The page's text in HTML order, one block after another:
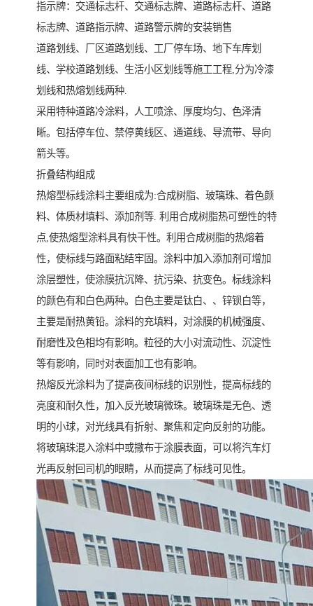
指示牌：交通标志杆、交通标志牌、道路标志杆、道路
标志牌、道路指示牌、道路警示牌的安装销售
道路划线、厂区道路划线、工厂停车场、地下车库划
线、学校道路划线、生活小区划线等施工工程,分为冷漆
划线和热熔划线两种.
采用特种道路冷涂料，人工喷涂、厚度均匀、色泽清
晰。包括停车位、禁停黄线区、通道线、导流带、导向
箭头等。
折叠结构组成
热熔型标线涂料主要组成为:合成树脂、玻璃珠、着色颜
料、体质材填料、添加剂等. 利用合成树脂热可塑性的特
点,使热熔型涂料具有快干性。利用合成树脂的热熔着
性，使标线与路面粘结牢固。涂料中加入添加剂可增加
涂层塑性，使涂膜抗沉降、抗污染、抗变色。标线涂料
的颜色有和白色两种。白色主要是钛白、、锌钡白等，
主要是耐热黄铅。涂料的充填料，对涂膜的机械强度、
耐磨性及色相均有影响。粒径的大小对流动性、沉淀性
等有影响，同时对表面加工也有影响。
热熔反光涂料为了提高夜间标线的识别性，提高标线的
亮度和耐久性，加入反光玻璃微珠。玻璃珠是无色、透
明的小球，对光线具有折射、聚焦和定向反射的功能。
将玻璃珠混入涂料中或撒布于涂膜表面，可以将汽车灯
光再反射回司机的眼睛，从而提高了标线可见性。